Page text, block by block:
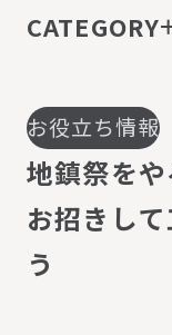
お役立ち情報
地鎮祭をや
お招き して
う
CATEGORY